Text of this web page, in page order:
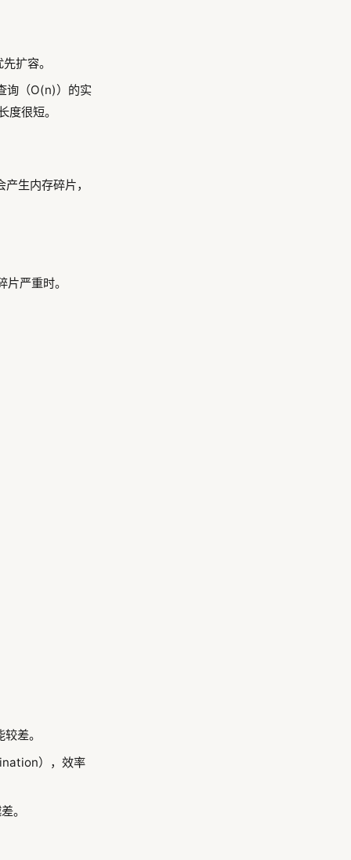
扩容。
询（O(n)）的实
很短。
生内存碎片，
严重时。
差。
），效率
。